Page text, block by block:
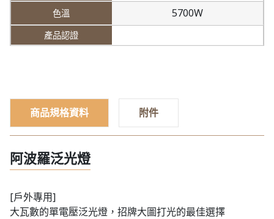
5700W
商品規格資料 附件
阿波羅泛光燈
[戶外專用]
大瓦數的單電壓泛光燈，招牌大圖打光的最佳選擇